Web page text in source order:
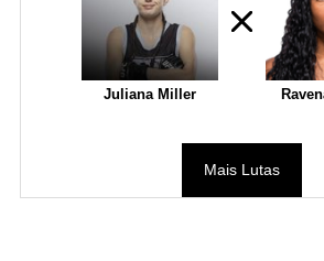
Juliana Miller
Mais Lutas